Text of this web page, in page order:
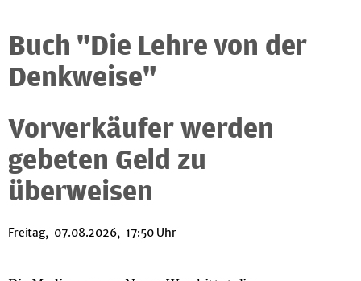
Buch "Die Lehre von der
Denkweise"
Vorverkäufer werden
gebeten Geld zu
überweisen
Freitag, 07.08.2026, 17:50 Uhr